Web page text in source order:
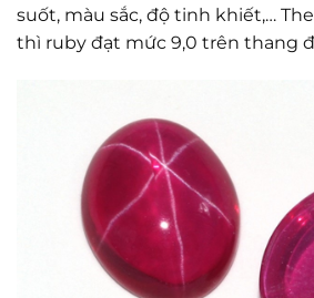
suốt, màu sắc, độ tinh khiết,…
thì ruby đạt mức 9,0 trên thang